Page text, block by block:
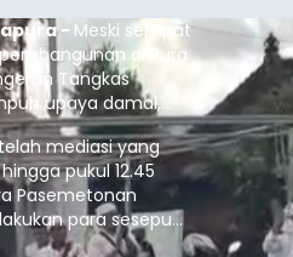
- Meski sempat
di Pura
Tangkas
upaya damai,
mediasi yang
pukul 12.45
Pasemetonan
para sesepuh